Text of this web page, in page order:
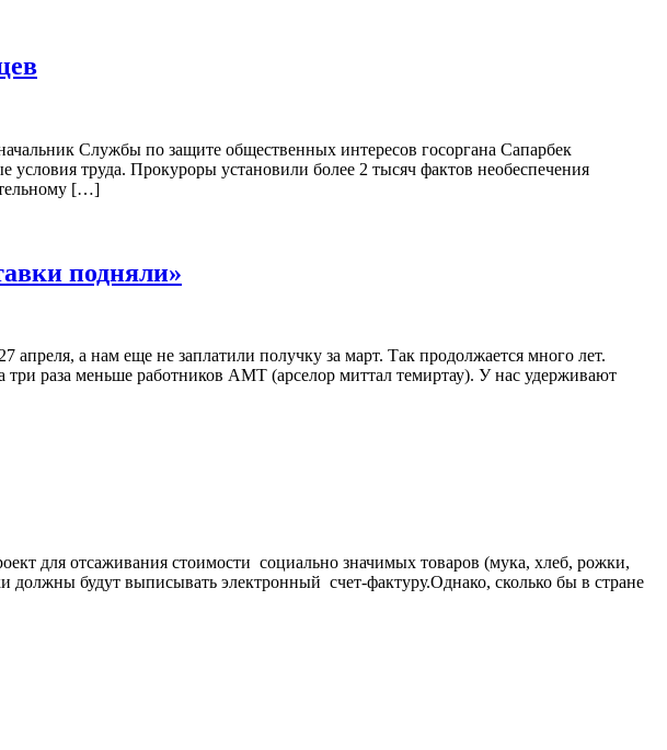
Службы по защите общественных интересов госоргана Сапарбек
труда. Прокуроры установили более 2 тысяч фактов необеспечения
[…]
подняли»
а нам еще не заплатили получку за март. Так продолжается много лет.
три раза меньше работников АМТ (арселор миттал темиртау). У нас удерживают
для отсаживания стоимости социально значимых товаров (мука, хлеб, рожки,
должны будут выписывать электронный счет-фактуру.Однако, сколько бы в стране